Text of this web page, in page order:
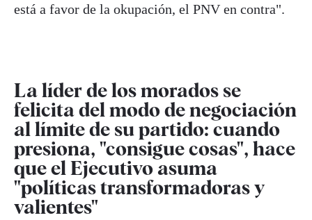
está a favor de la okupación, el PNV en contra".
La líder de los morados se
felicita del modo de negociación
al límite de su partido: cuando
presiona, "consigue cosas", hace
que el Ejecutivo asuma
"políticas transformadoras y
valientes"